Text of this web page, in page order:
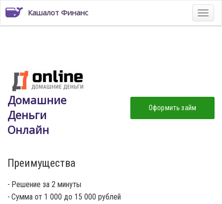
Кашалот Финанс
Домашние
Деньги
Онлайн
Оформить займ
Преимущества
Решение за 2 минуты
Сумма от 1 000 до 15 000 рублей